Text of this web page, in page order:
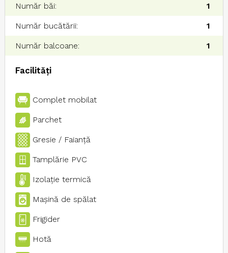
Număr băi: 1
Număr bucătării: 1
Număr balcoane: 1
Facilități
Complet mobilat
Parchet
Gresie / Faianţă
Tamplărie PVC
Izolaţie termică
Maşină de spălat
Frigider
Hotă